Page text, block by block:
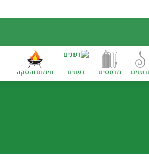
נחשים מרססים דשנים חימום והסקה